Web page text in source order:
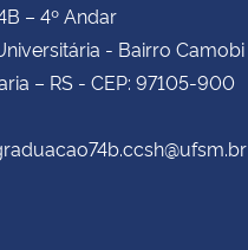
– 4º Andar
- Bairro Camobi
– RS - CEP: 97105-900